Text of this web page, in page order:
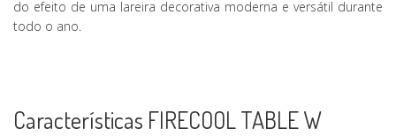
do efeito de uma lareira decorativa moderna e versátil durante
todo o ano.
Características FIRECOOL TABLE W